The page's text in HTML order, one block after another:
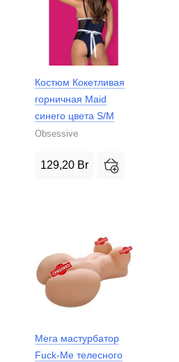
Костюм Кокетливая
горничная Maid
синего цвета S/M
Obsessive
129,20 Br
Мега мастурбатор
Fuck-Me телесного